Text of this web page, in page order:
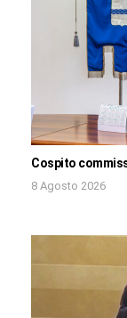
Cospito
8 Agosto 2026